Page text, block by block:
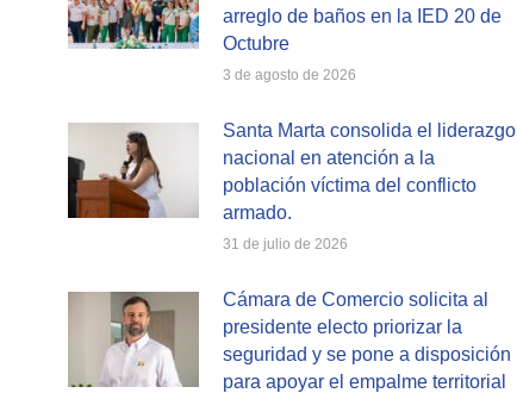
arreglo de baños en la IED 20 de
Octubre
3 de agosto de 2026
Santa Marta consolida el liderazgo
nacional en atención a la
población víctima del conflicto
armado.
31 de julio de 2026
Cámara de Comercio solicita al
presidente electo priorizar la
seguridad y se pone a disposición
para apoyar el empalme territorial